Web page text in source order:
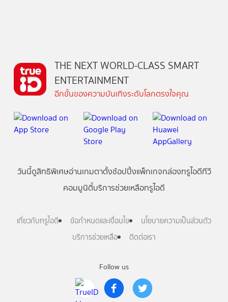
Follow us
THE NEXT WORLD-CLASS SMART
ENTERTAINMENT
อีกขั้นของความบันเทิงระดับโลกตรงใจคุณ
วันนี้ดูสิทธิพิเศษอ่านเกมตาตั้งช้อปปิ้งแพ็กเกจกล่องทรูไอดีทีวี
คอมมูนิตี้บริการช่วยเหลือทรูไอดี
เกี่ยวกับทรูไอดี ข้อกำหนดและเงื่อนไข
นโยบายความเป็นส่วนตัว
บริการช่วยเหลือ
ติดต่อเรา